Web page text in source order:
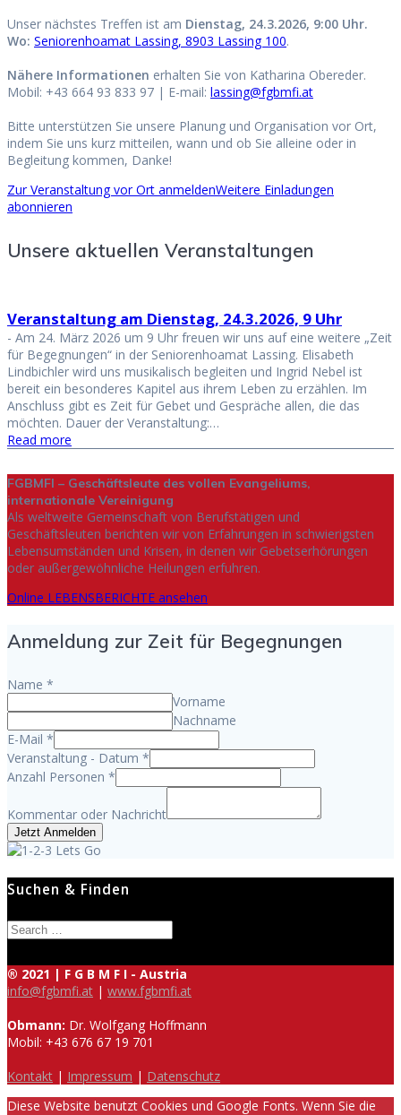
Unser nächstes Treffen ist am Dienstag, 24.3.2026, 9:00 Uhr.
Wo: Seniorenhoamat Lassing, 8903 Lassing 100.
Nähere Informationen erhalten Sie von Katharina Obereder.
Mobil: +43 664 93 833 97 | E-mail: lassing@fgbmfi.at
Bitte unterstützen Sie unsere Planung und Organisation vor Ort,
indem Sie uns kurz mitteilen, wann und ob Sie alleine oder in
Begleitung kommen, Danke!
Zur Veranstaltung vor Ort anmeldenWeitere Einladungen
abonnieren
Unsere aktuellen Veranstaltungen
Veranstaltung am Dienstag, 24.3.2026, 9 Uhr
- Am 24. März 2026 um 9 Uhr freuen wir uns auf eine weitere „Zeit
für Begegnungen“ in der Seniorenhoamat Lassing. Elisabeth
Lindbichler wird uns musikalisch begleiten und Ingrid Nebel ist
bereit ein besonderes Kapitel aus ihrem Leben zu erzählen. Im
Anschluss gibt es Zeit für Gebet und Gespräche allen, die das
möchten. Dauer der Veranstaltung:…
Read more
FGBMFI – Geschäftsleute des vollen Evangeliums,
internationale Vereinigung
Als weltweite Gemeinschaft von Berufstätigen und
Geschäftsleuten berichten wir von Erfahrungen in schwierigsten
Lebensumständen und Krisen, in denen wir Gebetserhörungen
oder außergewöhnliche Heilungen erfuhren.
Online LEBENSBERICHTE ansehen
Anmeldung zur Zeit für Begegnungen
Name *
Vorname
Nachname
E-Mail *
Veranstaltung - Datum *
Anzahl Personen *
Kommentar oder Nachricht
Jetzt Anmelden
Suchen & Finden
Search
for:
® 2021 | F G B M F I - Austria
info@fgbmfi.at | www.fgbmfi.at
Obmann: Dr. Wolfgang Hoffmann
Mobil: +43 676 67 19 701
Kontakt | Impressum | Datenschutz
Diese Website benutzt Cookies und Google Fonts. Wenn Sie die